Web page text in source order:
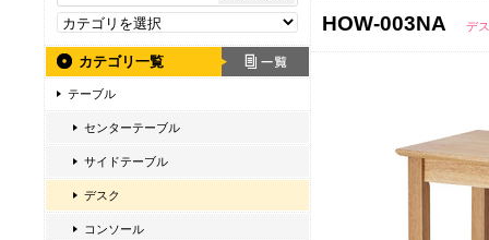
カテゴリ一覧
テーブル
センターテーブル
サイドテーブル
デスク
コンソール
HOW-003NA デ